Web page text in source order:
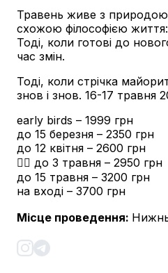
Травень живе з природою
схожою філософією
Тоді, коли готові до
час змін.
Тоді, коли стрічка
знов і знов. 16-17 травня
early birds – 1999 грн
до 15 березня – 2350 грн
до 12 квітня – 2600 грн
👉🏻 до 3 травня – 2950 грн
до 15 травня – 3200 грн
на вході – 3700 грн
Місце проведення: